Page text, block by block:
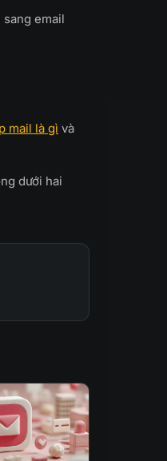
email
mail là gì và
dưới hai